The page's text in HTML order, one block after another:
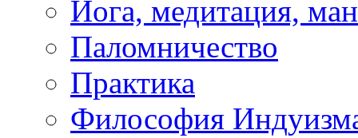
Йога, медитация,
Паломничество
Практика
Философия